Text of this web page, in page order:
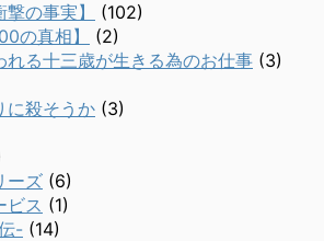
の事実】
(102)
の真相】
(2)
れる十三歳が生きる為のお仕事 (3)
に殺そうか (3)
ーズ (6)
ビス (1)
- (14)